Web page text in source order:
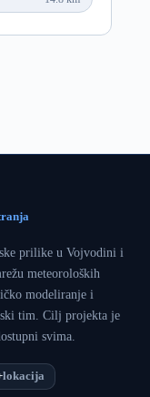
prilike u Vojvodini i
meteoroloških
modeliranje i
tim. Cilj projekta je
svima.
lokacija